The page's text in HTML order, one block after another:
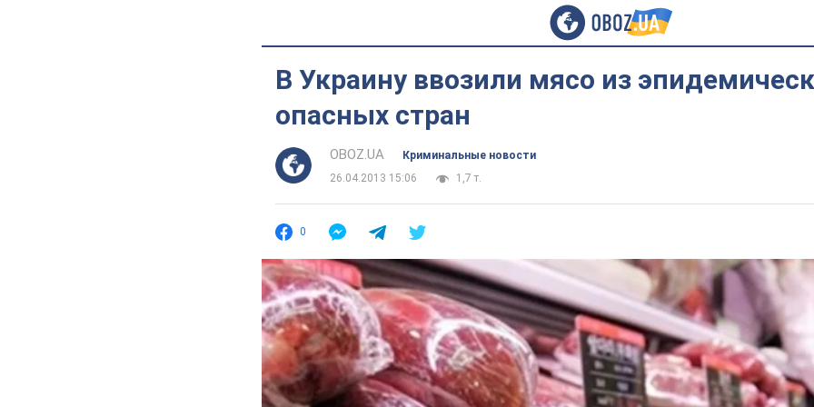
В Украину ввозили мясо из
опасных стран
OBOZ.UA
Криминальные новости
26.04.2013 15:06
1,7 т.
0